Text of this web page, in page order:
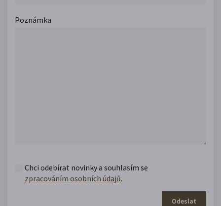
Poznámka
Chci odebírat novinky a souhlasím se
zpracováním osobních údajů.
Odeslat